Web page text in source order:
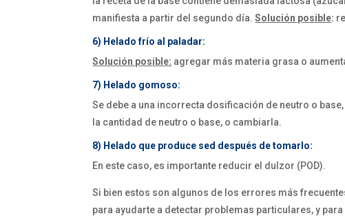
manifiesta a partir del segundo día.Solución posible:
6) Helado frío al paladar:
Solución posible: agregar más materia grasa o
7) Helado gomoso:
Se debe a una incorrecta dosificación de neutro o
la cantidad de neutro o base, o cambiarla.
8) Helado que produce sed después de tomarlo:
En este caso, es importante reducir el dulzor (POD).
Si bien estos son algunos de los errores más
para ayudarte a detectar problemas particulares, y